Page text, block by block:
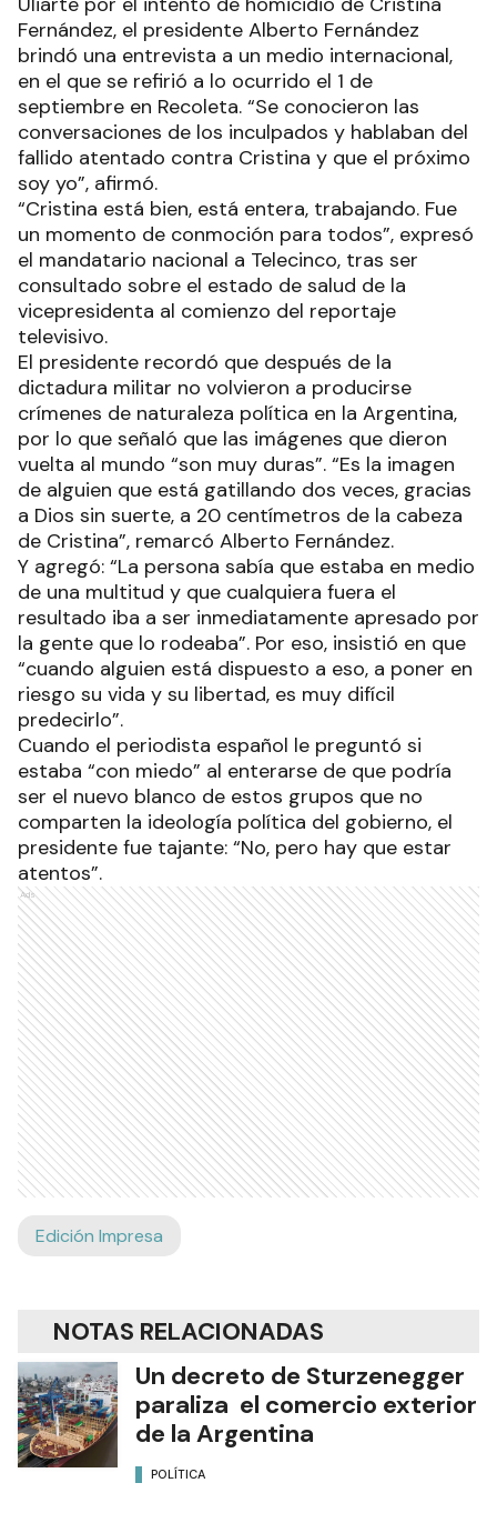
Fernández, el presidente Alberto Fernández
brindó una entrevista a un medio internacional,
en el que se refirió a lo ocurrido el 1 de
septiembre en Recoleta. “Se conocieron las
conversaciones de los inculpados y hablaban del
fallido atentado contra Cristina y que el próximo
soy yo”, afirmó.
“Cristina está bien, está entera, trabajando. Fue
un momento de conmoción para todos”, expresó
el mandatario nacional a Telecinco, tras ser
consultado sobre el estado de salud de la
vicepresidenta al comienzo del reportaje
televisivo.
El presidente recordó que después de la
dictadura militar no volvieron a producirse
crímenes de naturaleza política en la Argentina,
por lo que señaló que las imágenes que dieron
vuelta al mundo “son muy duras”. “Es la imagen
de alguien que está gatillando dos veces, gracias
a Dios sin suerte, a 20 centímetros de la cabeza
de Cristina”, remarcó Alberto Fernández.
Y agregó: “La persona sabía que estaba en medio
de una multitud y que cualquiera fuera el
resultado iba a ser inmediatamente apresado por
la gente que lo rodeaba”. Por eso, insistió en que
“cuando alguien está dispuesto a eso, a poner en
riesgo su vida y su libertad, es muy difícil
predecirlo”.
Cuando el periodista español le preguntó si
estaba “con miedo” al enterarse de que podría
ser el nuevo blanco de estos grupos que no
comparten la ideología política del gobierno, el
presidente fue tajante: “No, pero hay que estar
atentos”.
Ads
Edición Impresa
NOTAS RELACIONADAS
Un decreto de Sturzenegger
paraliza el comercio exterior
de la Argentina
POLÍTICA